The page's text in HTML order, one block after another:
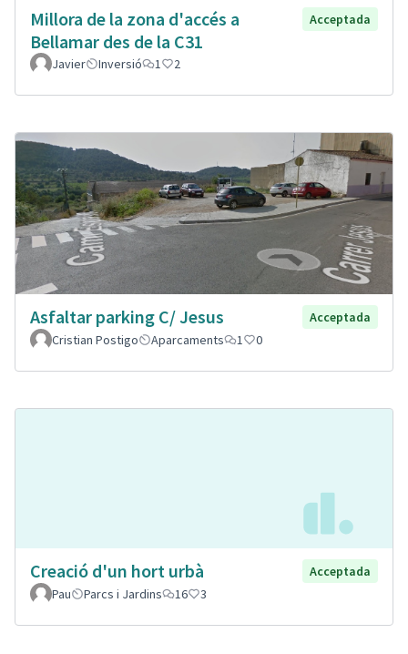
Millora de la zona d'accés a
Bellamar des de la C31
Acceptada
Javier Inversió 1 2
Asfaltar parking C/ Jesus
Acceptada
Cristian Postigo
Aparcaments 1 0
Creació d'un hort urbà
Acceptada
Pau
Parcs i Jardins 16 3